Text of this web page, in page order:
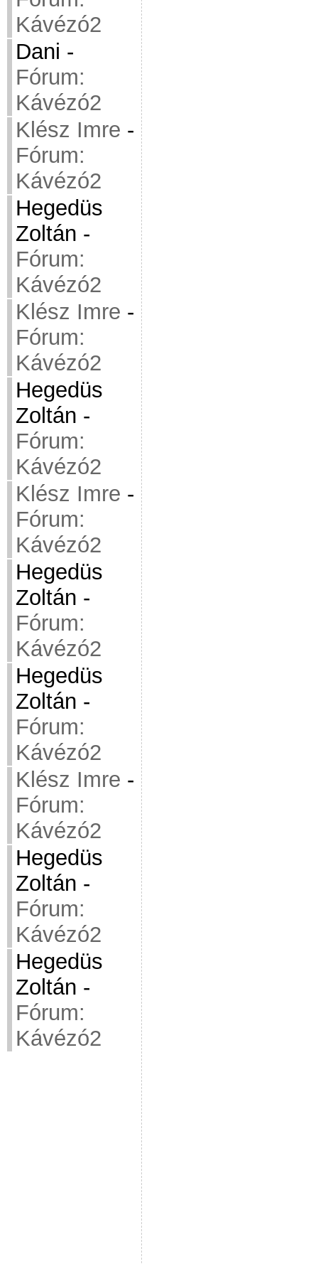
Kávézó2
Dani -
Fórum:
Kávézó2
Klész Imre -
Fórum:
Kávézó2
Hegedüs
Zoltán -
Fórum:
Kávézó2
Klész Imre -
Fórum:
Kávézó2
Hegedüs
Zoltán -
Fórum:
Kávézó2
Klész Imre -
Fórum:
Kávézó2
Hegedüs
Zoltán -
Fórum:
Kávézó2
Hegedüs
Zoltán -
Fórum:
Kávézó2
Klész Imre -
Fórum:
Kávézó2
Hegedüs
Zoltán -
Fórum:
Kávézó2
Hegedüs
Zoltán -
Fórum:
Kávézó2